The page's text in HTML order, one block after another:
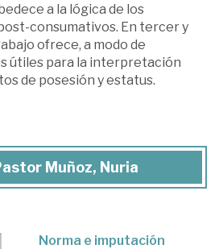
a la lógica de los
consumativos. En tercer y
ofrece, a modo de
útiles para la interpretación
de posesión y estatus.
Muñoz, Nuria
Norma e imputación